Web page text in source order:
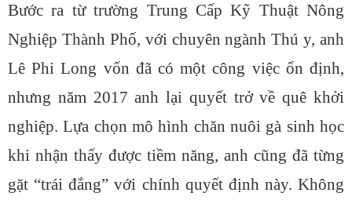
Bước ra từ trường Trung Cấp Kỹ Thuật Nông
Nghiệp Thành Phố, với chuyên ngành Thú y, anh
Lê Phi Long vốn đã có một công việc ổn định,
nhưng năm 2017 anh lại quyết trở về quê khởi
nghiệp. Lựa chọn mô hình chăn nuôi gà sinh học
khi nhận thấy được tiềm năng, anh cũng đã từng
gặt “trái đắng” với chính quyết định này. Không